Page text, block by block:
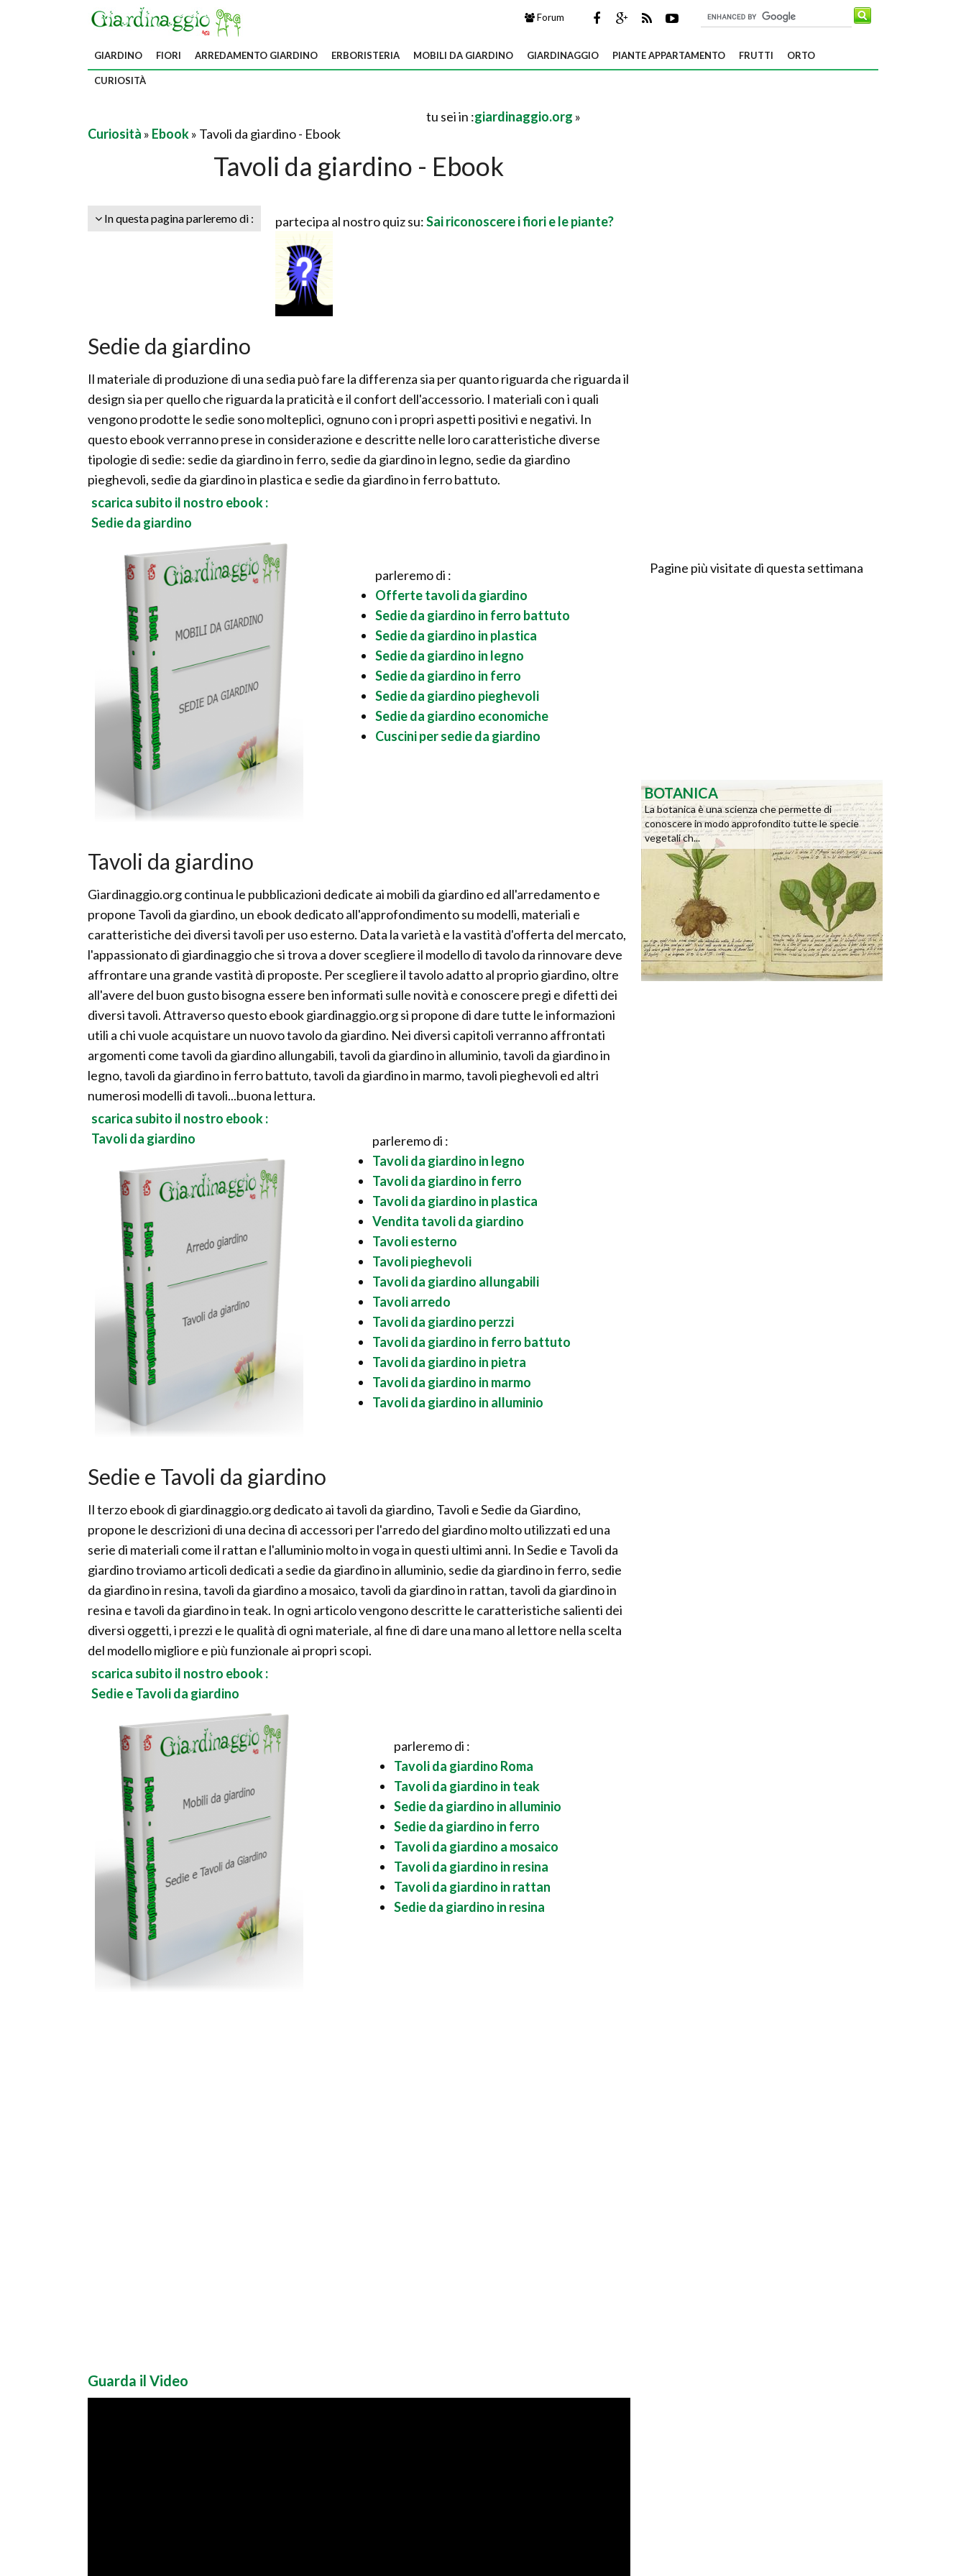
Forum
GIARDINO FIORI ARREDAMENTO GIARDINO ERBORISTERIA MOBILI DA GIARDINO GIARDINAGGIO PIANTE APPARTAMENTO FRUTTI ORTO
CURIOSITÀ
tu sei in :giardinaggio.org »
Curiosità » Ebook» Tavoli da giardino - Ebook
Tavoli da giardino - Ebook
In questa pagina parleremo di : partecipa al nostro quiz su:Sai riconoscere i fiori e le piante?
Sedie da giardino
Il materiale di produzione di una sedia può fare la differenza sia per quanto riguarda che riguarda il
design sia per quello che riguarda la praticità e il confort dell'accessorio. I materiali con i quali
vengono prodotte le sedie sono molteplici, ognuno con i propri aspetti positivi e negativi. In
questo ebook verranno prese in considerazione e descritte nelle loro caratteristiche diverse
tipologie di sedie: sedie da giardino in ferro, sedie da giardino in legno, sedie da giardino
pieghevoli, sedie da giardino in plastica e sedie da giardino in ferro battuto.
scarica subito il nostro ebook :
Sedie da giardino
parleremo di :
Offerte tavoli da giardino
Sedie da giardino in ferro battuto
Sedie da giardino in plastica
Sedie da giardino in legno
Sedie da giardino in ferro
Sedie da giardino pieghevoli
Sedie da giardino economiche
Cuscini per sedie da giardino
Tavoli da giardino
Giardinaggio.org continua le pubblicazioni dedicate ai mobili da giardino ed all'arredamento e
propone Tavoli da giardino, un ebook dedicato all'approfondimento su modelli, materiali e
caratteristiche dei diversi tavoli per uso esterno. Data la varietà e la vastità d'offerta del mercato,
l'appassionato di giardinaggio che si trova a dover scegliere il modello di tavolo da rinnovare deve
affrontare una grande vastità di proposte. Per scegliere il tavolo adatto al proprio giardino, oltre
all'avere del buon gusto bisogna essere ben informati sulle novità e conoscere pregi e difetti dei
diversi tavoli. Attraverso questo ebook giardinaggio.org si propone di dare tutte le informazioni
utili a chi vuole acquistare un nuovo tavolo da giardino. Nei diversi capitoli verranno affrontati
argomenti come tavoli da giardino allungabili, tavoli da giardino in alluminio, tavoli da giardino in
legno, tavoli da giardino in ferro battuto, tavoli da giardino in marmo, tavoli pieghevoli ed altri
numerosi modelli di tavoli...buona lettura.
scarica subito il nostro ebook :
Tavoli da giardino
parleremo di :
Tavoli da giardino in legno
Tavoli da giardino in ferro
Tavoli da giardino in plastica
Vendita tavoli da giardino
Tavoli esterno
Tavoli pieghevoli
Tavoli da giardino allungabili
Tavoli arredo
Tavoli da giardino perzzi
Tavoli da giardino in ferro battuto
Tavoli da giardino in pietra
Tavoli da giardino in marmo
Tavoli da giardino in alluminio
Sedie e Tavoli da giardino
Il terzo ebook di giardinaggio.org dedicato ai tavoli da giardino, Tavoli e Sedie da Giardino,
propone le descrizioni di una decina di accessori per l'arredo del giardino molto utilizzati ed una
serie di materiali come il rattan e l'alluminio molto in voga in questi ultimi anni. In Sedie e Tavoli da
giardino troviamo articoli dedicati a sedie da giardino in alluminio, sedie da giardino in ferro, sedie
da giardino in resina, tavoli da giardino a mosaico, tavoli da giardino in rattan, tavoli da giardino in
resina e tavoli da giardino in teak. In ogni articolo vengono descritte le caratteristiche salienti dei
diversi oggetti, i prezzi e le qualità di ogni materiale, al fine di dare una mano al lettore nella scelta
del modello migliore e più funzionale ai propri scopi.
scarica subito il nostro ebook :
Sedie e Tavoli da giardino
parleremo di :
Tavoli da giardino Roma
Tavoli da giardino in teak
Sedie da giardino in alluminio
Sedie da giardino in ferro
Tavoli da giardino a mosaico
Tavoli da giardino in resina
Tavoli da giardino in rattan
Sedie da giardino in resina
Guarda il Video
Pagine più visitate di questa settimana
BOTANICA
La botanica è una scienza che permette di
conoscere in modo approfondito tutte le specie
vegetali ch...